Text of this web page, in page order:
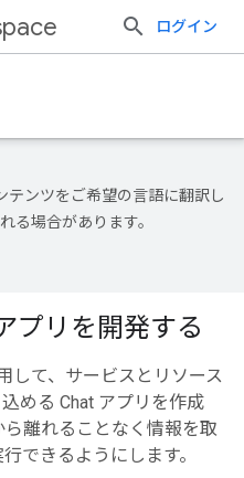
ログイン
テンツをご希望の言語に翻訳し
る場合があります。
プリを開発する
して、サービスとリソース
める Chat アプリを作成
離れることなく情報を取
できるようにします。